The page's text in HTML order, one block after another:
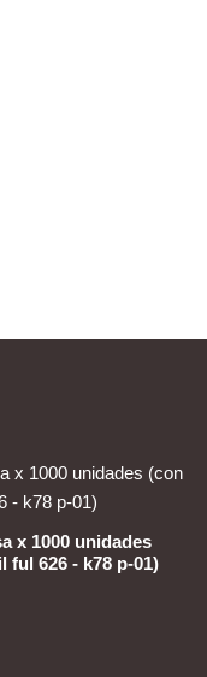
x 1000 unidades
ful 626 - k78 p-01)